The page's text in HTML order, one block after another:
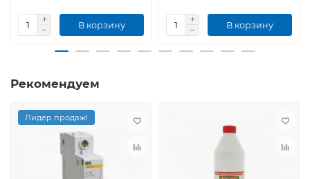
В корзину В корзину
Рекомендуем
Лидер продаж!